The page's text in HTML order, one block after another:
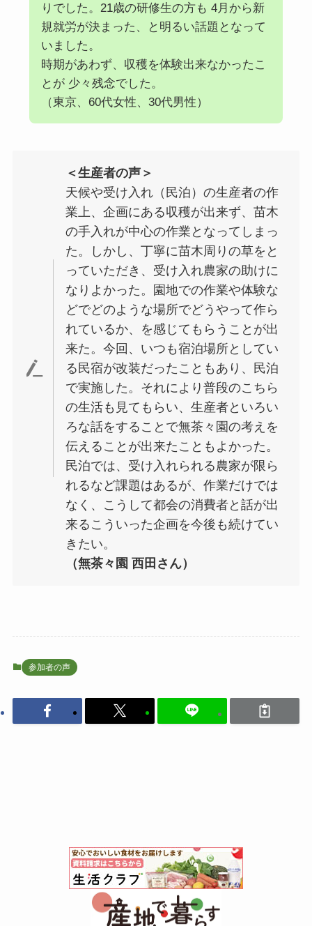
りでした。21歳の研修生の方も 4月から新
規就労が決まった、と明るい話題となって
いました。
時期があわず、収穫を体験出来なかったこ
とが 少々残念でした。
（東京、60代女性、30代男性）
＜生産者の声＞
天候や受け入れ（民泊）の生産者の作
業上、企画にある収穫が出来ず、苗木
の手入れが中心の作業となってしまっ
た。しかし、丁寧に苗木周りの草をと
っていただき、受け入れ農家の助けに
なりよかった。園地での作業や体験な
どでどのような場所でどうやって作ら
れているか、を感じてもらうことが出
来た。今回、いつも宿泊場所としてい
る民宿が改装だったこともあり、民泊
で実施した。それにより普段のこちら
の生活も見てもらい、生産者といろい
ろな話をすることで無茶々園の考えを
伝えることが出来たこともよかった。
民泊では、受け入れられる農家が限ら
れるなど課題はあるが、作業だけでは
なく、こうして都会の消費者と話が出
来るこういった企画を今後も続けてい
きたい。
（無茶々園 西田さん）
参加者の声